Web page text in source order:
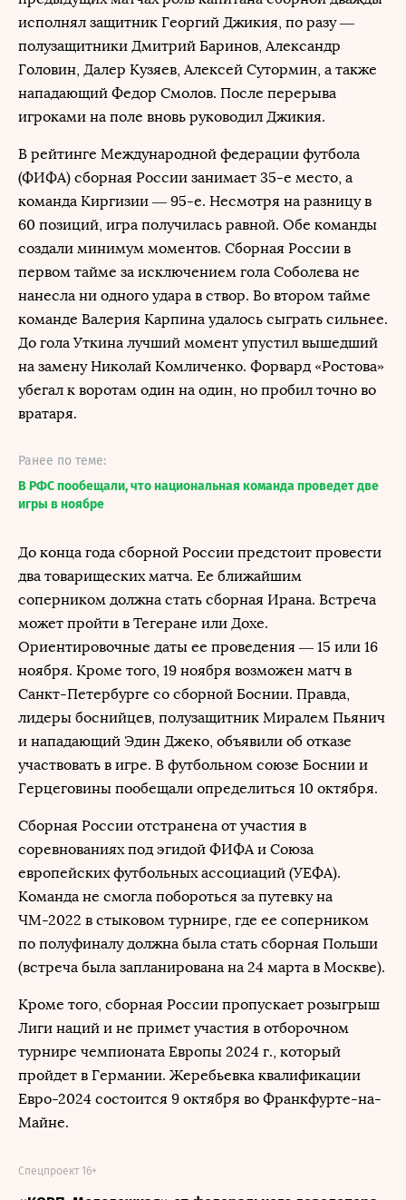
исполнял защитник Георгий Джикия, по разу —
полузащитники Дмитрий Баринов, Александр
Головин, Далер Кузяев, Алексей Сутормин, а также
нападающий Федор Смолов. После перерыва
игроками на поле вновь руководил Джикия.
В рейтинге Международной федерации футбола
(ФИФА) сборная России занимает 35-е место, а
команда Киргизии — 95-е. Несмотря на разницу в
60 позиций, игра получилась равной. Обе команды
создали минимум моментов. Сборная России в
первом тайме за исключением гола Соболева не
нанесла ни одного удара в створ. Во втором тайме
команде Валерия Карпина удалось сыграть сильнее.
До гола Уткина лучший момент упустил вышедший
на замену Николай Комличенко. Форвард «Ростова»
убегал к воротам один на один, но пробил точно во
вратаря.
Ранее по теме:
В РФС пообещали, что национальная команда проведет две
игры в ноябре
До конца года сборной России предстоит провести
два товарищеских матча. Ее ближайшим
соперником должна стать сборная Ирана. Встреча
может пройти в Тегеране или Дохе.
Ориентировочные даты ее проведения — 15 или 16
ноября. Кроме того, 19 ноября возможен матч в
Санкт-Петербурге со сборной Боснии. Правда,
лидеры боснийцев, полузащитник Миралем Пьянич
и нападающий Эдин Джеко, объявили об отказе
участвовать в игре. В футбольном союзе Боснии и
Герцеговины пообещали определиться 10 октября.
Сборная России отстранена от участия в
соревнованиях под эгидой ФИФА и Союза
европейских футбольных ассоциаций (УЕФА).
Команда не смогла побороться за путевку на
ЧМ-2022 в стыковом турнире, где ее соперником
по полуфиналу должна была стать сборная Польши
(встреча была запланирована на 24 марта в Москве).
Кроме того, сборная России пропускает розыгрыш
Лиги наций и не примет участия в отборочном
турнире чемпионата Европы 2024 г., который
пройдет в Германии. Жеребьевка квалификации
Евро-2024 состоится 9 октября во Франкфурте-на-
Майне.
Спецпроект 16+